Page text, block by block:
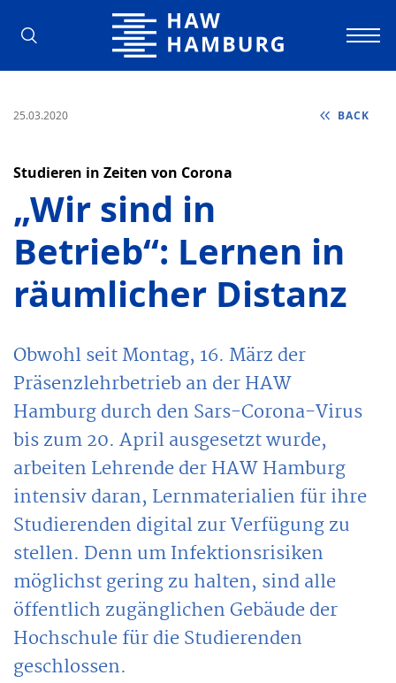
Hamburg University of Applied
25.03.2020 BACK
Studieren in Zeiten von Corona
„Wir sind in
Betrieb“: Lernen in
räumlicher Distanz
Obwohl seit Montag, 16. März der
Präsenzlehrbetrieb an der HAW
Hamburg durch den Sars-Corona-Virus
bis zum 20. April ausgesetzt wurde,
arbeiten Lehrende der HAW Hamburg
intensiv daran, Lernmaterialien für ihre
Studierenden digital zur Verfügung zu
stellen. Denn um Infektionsrisiken
möglichst gering zu halten, sind alle
öffentlich zugänglichen Gebäude der
Hochschule für die Studierenden
geschlossen.